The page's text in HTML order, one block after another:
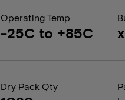
Operating Temp
-25C to +85C
Dry Pack Qty